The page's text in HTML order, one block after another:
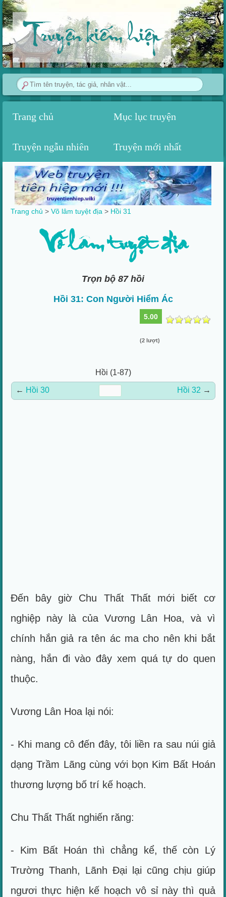
Truyện kiếm hiệp
Trang chủ Mục lục truyện
Truyện ngẫu nhiên Truyện mới nhất
Trang chủ >Võ lâm tuyệt địa > Hồi 31
Võ lâm tuyệt địa
Trọn bộ 87 hồi
Hồi 31: Con Người Hiểm Ác
5.00
(2 lượt)
Hồi (1-87)
← Hồi 30 Hồi 32 →
Đến bây giờ Chu Thất Thất mới biết cơ
nghiệp này là của Vương Lân Hoa, và vì
chính hắn giả ra tên ác ma cho nên khi bắt
nàng, hắn đi vào đây xem quá tự do quen
thuộc.
Vương Lân Hoa lại nói:
- Khi mang cô đến đây, tôi liền ra sau núi giả
dạng Trầm Lãng cùng với bọn Kim Bất Hoán
thương lượng bố trí kế hoạch.
Chu Thất Thất nghiến răng:
- Kim Bất Hoán thì chẳng kể, thế còn Lý
Trường Thanh, Lãnh Đại lại cũng chịu giúp
ngươi thực hiện kế hoạch vô sỉ này thì quả